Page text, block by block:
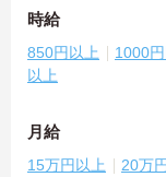
時給
850円以上 1000
以上
月給
15万円以上 20万